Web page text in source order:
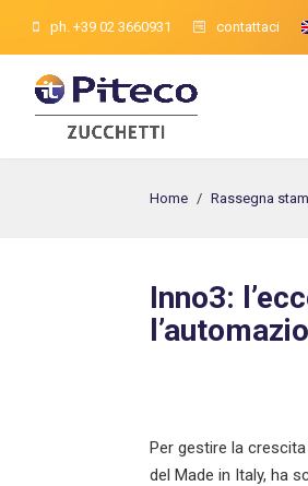
ph. +39 02 3660931 contattaci
Home / Rassegna
Inno3:
Per gestire la
del Made in Italy, ha